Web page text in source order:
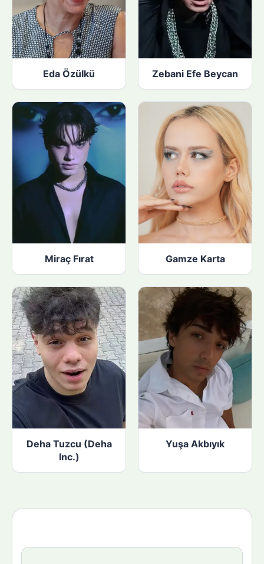
Eda Özülkü Zebani Efe Beycan
Miraç Fırat Gamze Karta
Deha Tuzcu (Deha
Inc.)
Yuşa Akbıyık